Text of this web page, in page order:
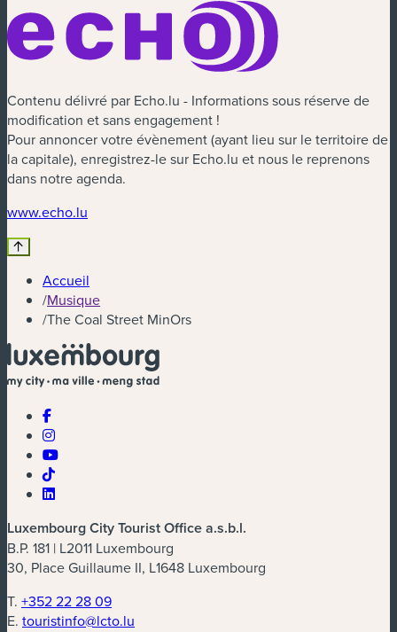
Contenu délivré par Echo.lu - Informations sous réserve de
modification et sans engagement !
Pour annoncer votre évènement (ayant lieu sur le territoire de
la capitale), enregistrez-le sur Echo.lu et nous le reprenons
dans notre agenda.
www.echo.lu
Accueil
/Musique
/The Coal Street MinOrs
Luxembourg City Tourist Office a.s.b.l.
B.P. 181 | L2011 Luxembourg
30, Place Guillaume II, L1648 Luxembourg
T. +352 22 28 09
E. touristinfo@lcto.lu